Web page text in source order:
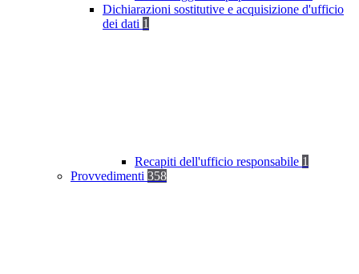
Dichiarazioni sostitutive e acquisizione d'ufficio
dei dati 1
Recapiti dell'ufficio responsabile 1
Provvedimenti 358